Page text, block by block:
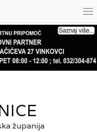
županija